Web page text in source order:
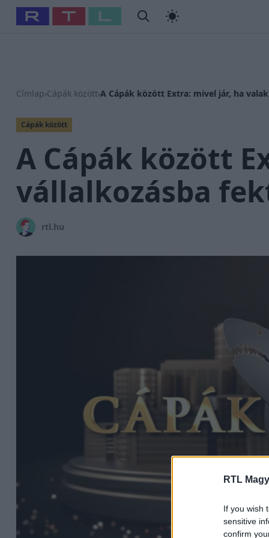
RTL
If you wish
sensitive
confirm
Babits Marcella #Szellő István #Most Wanted
Címlap›Cápák között›A Cápák között Extra: mivel jár, ha
Cápák között
A Cápák között
vállalkozásba
rtl.hu